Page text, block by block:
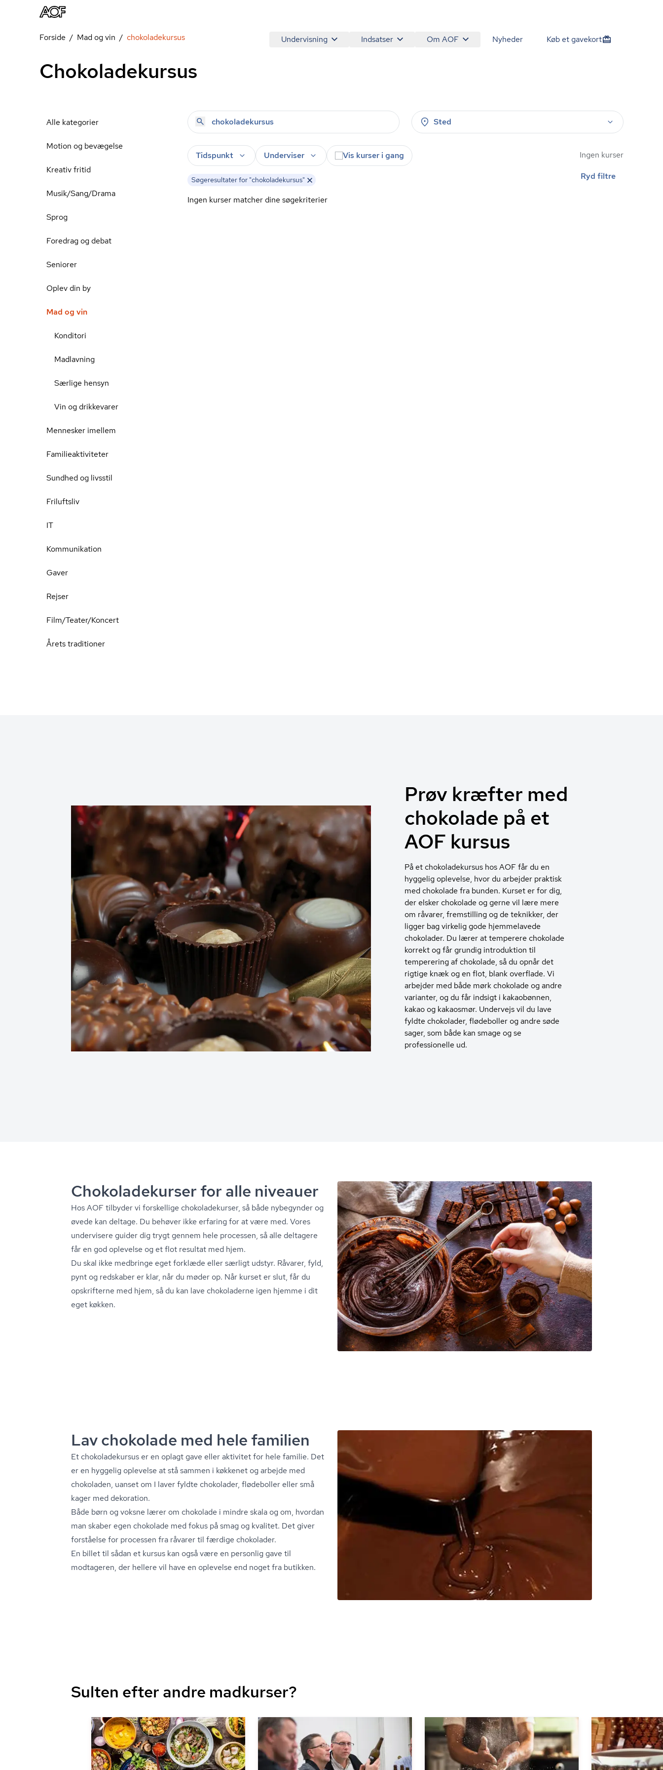
Undervisning Indsatser Om AOF Nyheder Køb et gavekort
Forside Mad og vin chokoladekursus
Chokoladekursus
Alle kategorier
Motion og bevægelse
Kreativ fritid
Musik/Sang/Drama
Sprog
Foredrag og debat
Seniorer
Oplev din by
Mad og vin
Konditori
Madlavning
Særlige hensyn
Vin og drikkevarer
Mennesker imellem
Familieaktiviteter
Sundhed og livsstil
Friluftsliv
IT
Kommunikation
Gaver
Rejser
Film/Teater/Koncert
Årets traditioner
Sted
Tidspunkt Underviser Vis kurser i gang
Søgeresultater for "chokoladekursus"
Ingen kurser
Ryd filtre
Ingen kurser matcher dine søgekriterier
Prøv kræfter med
chokolade på et
AOF kursus
På et chokoladekursus hos AOF får du en
hyggelig oplevelse, hvor du arbejder praktisk
med chokolade fra bunden. Kurset er for dig,
der elsker chokolade og gerne vil lære mere
om råvarer, fremstilling og de teknikker, der
ligger bag virkelig gode hjemmelavede
chokolader. Du lærer at temperere chokolade
korrekt og får grundig introduktion til
temperering af chokolade, så du opnår det
rigtige knæk og en flot, blank overflade. Vi
arbejder med både mørk chokolade og andre
varianter, og du får indsigt i kakaobønnen,
kakao og kakaosmør. Undervejs vil du lave
fyldte chokolader, flødeboller og andre søde
sager, som både kan smage og se
professionelle ud.
Cho­ko­la­de­kur­ser for alle niveauer
Hos AOF tilbyder vi forskellige cho­ko­la­de­kur­ser, så både nybegynder og
øvede kan deltage. Du behøver ikke erfaring for at være med. Vores
undervisere guider dig trygt gennem hele processen, så alle deltagere
får en god oplevelse og et flot resultat med hjem.
Du skal ikke medbringe eget forklæde eller særligt udstyr. Råvarer, fyld,
pynt og redskaber er klar, når du møder op. Når kurset er slut, får du
opskrifterne med hjem, så du kan lave chokoladerne igen hjemme i dit
eget køkken.
Lav chokolade med hele familien
Et cho­ko­la­de­kur­sus er en oplagt gave eller aktivitet for hele familie. Det
er en hyggelig oplevelse at stå sammen i køkkenet og arbejde med
chokoladen, uanset om I laver fyldte chokolader, flødeboller eller små
kager med dekoration.
Både børn og voksne lærer om chokolade i mindre skala og om, hvordan
man skaber egen chokolade med fokus på smag og kvalitet. Det giver
forståelse for processen fra råvarer til færdige chokolader.
En billet til sådan et kursus kan også være en personlig gave til
modtageren, der hellere vil have en oplevelse end noget fra butikken.
Sulten efter andre madkurser?